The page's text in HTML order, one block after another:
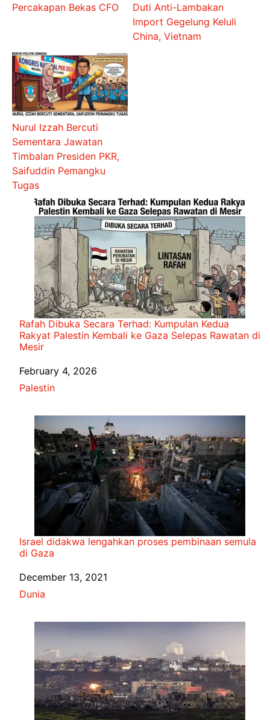
Percakapan Bekas CFO
Duti Anti-Lambakan
Import Gegelung Keluli
China, Vietnam
Nurul Izzah Bercuti
Sementara Jawatan
Timbalan Presiden PKR,
Saifuddin Pemangku
Tugas
Rafah Dibuka Secara Terhad: Kumpulan Kedua
Rakyat Palestin Kembali ke Gaza Selepas Rawatan di
Mesir
Date
February 4, 2026
In relation to
Palestin
Israel didakwa lengahkan proses pembinaan semula
di Gaza
Date
December 13, 2021
In relation to
Dunia